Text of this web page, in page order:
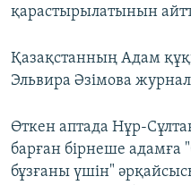
қарастырылатынын
Қазақстанның Адам
Эльвира Әзімова
Өткен аптада Нұр-
барған бірнеше адамға
бұзғаны үшін"